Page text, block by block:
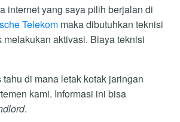
internet yang saya pilih berjalan di
Telekom maka dibutuhkan teknisi
melakukan aktivasi. Biaya teknisi
di mana letak kotak jaringan
kami. Informasi ini bisa
.